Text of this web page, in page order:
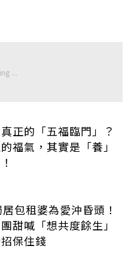
正的「五福臨門」？
福氣，其實是「養」
包租婆為愛沖昏頭！
甜喊「想共度餘生」
保住錢